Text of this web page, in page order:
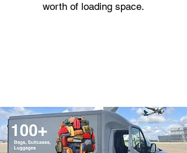
worth of loading space.